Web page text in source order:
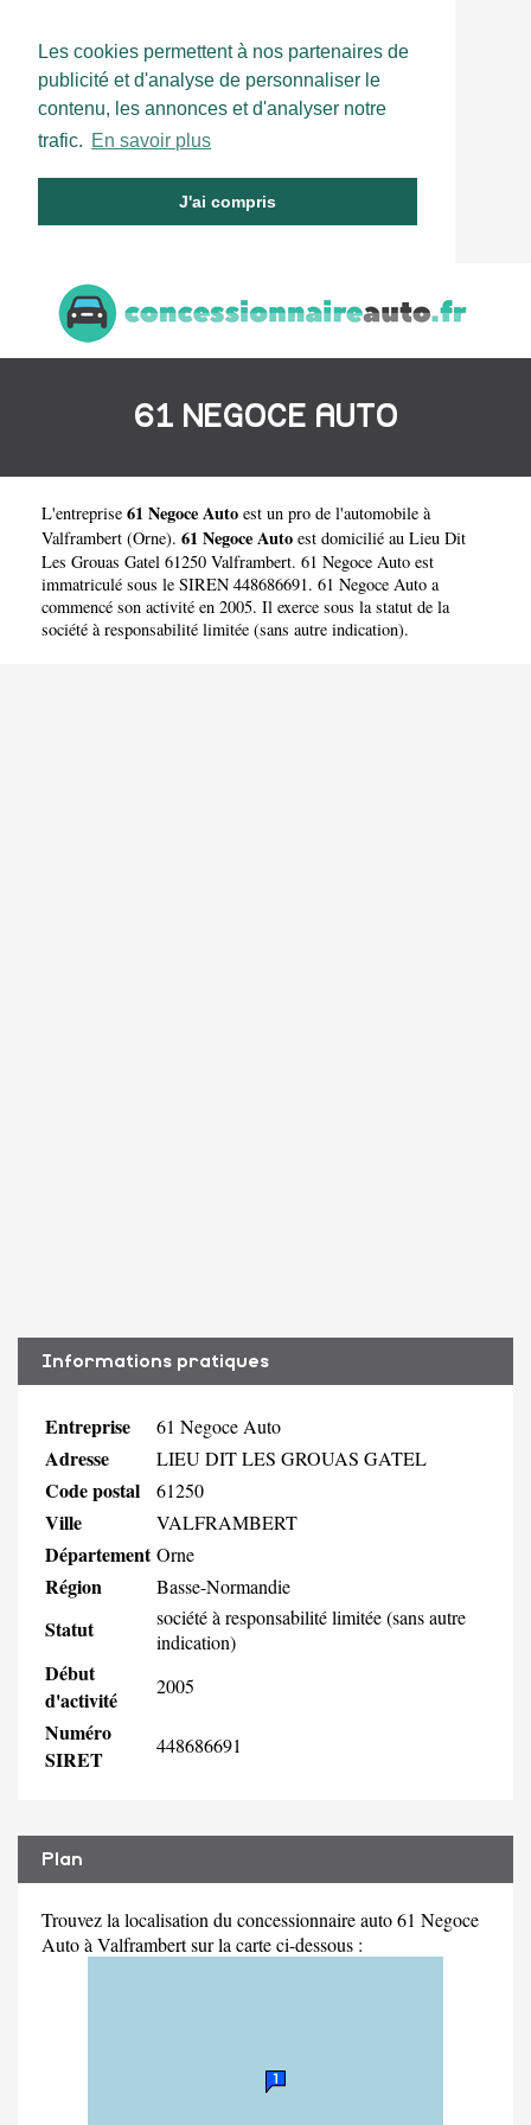
Les cookies permettent à nos partenaires de
publicité et d'analyse de personnaliser le
contenu, les annonces et d'analyser notre
trafic. En savoir plus
J'ai compris
61 NEGOCE AUTO
L'entreprise 61 Negoce Auto est un pro de l'automobile à
Valframbert (Orne). 61 Negoce Auto est domicilié au Lieu Dit
Les Grouas Gatel 61250 Valframbert. 61 Negoce Auto est
immatriculé sous le SIREN 448686691. 61 Negoce Auto a
commencé son activité en 2005. Il exerce sous la statut de la
société à responsabilité limitée (sans autre indication).
Informations pratiques
Entreprise 61 Negoce Auto
Adresse LIEU DIT LES GROUAS GATEL
Code postal 61250
Ville VALFRAMBERT
Département Orne
Région Basse-Normandie
Statut
société à responsabilité limitée (sans autre
indication)
Début
d'activité
2005
Numéro
SIRET
448686691
Plan
Trouvez la localisation du concessionnaire auto 61 Negoce
Auto à Valframbert sur la carte ci-dessous :